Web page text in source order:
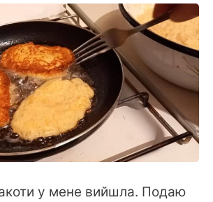
у мене вийшла. Подаю